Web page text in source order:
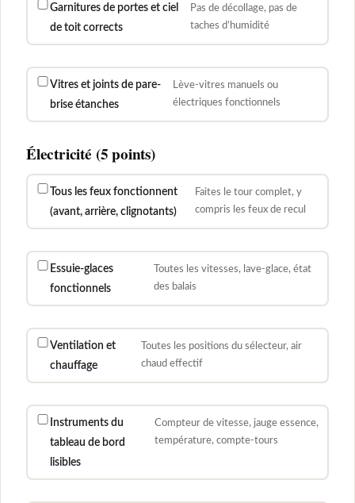
Garnitures de portes et ciel
de toit corrects
Pas de décollage, pas de
taches d’humidité
Vitres et joints de pare-
brise étanches
Lève-vitres manuels ou
électriques fonctionnels
Électricité (5 points)
Tous les feux fonctionnent
(avant, arrière, clignotants)
Faites le tour complet, y
compris les feux de recul
Essuie-glaces
fonctionnels
Toutes les vitesses, lave-glace, état
des balais
Ventilation et
chauffage
Toutes les positions du sélecteur, air
chaud effectif
Instruments du
tableau de bord
lisibles
Compteur de vitesse, jauge essence,
température, compte-tours